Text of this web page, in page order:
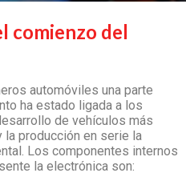
comienzo del
automóviles una parte
ha estado ligada a los
de vehículos más
producción en serie la
Los componentes internos
la electrónica son: